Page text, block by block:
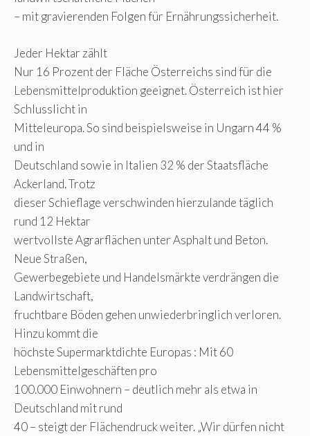
– mit gravierenden Folgen für Ernährungssicherheit.
Jeder Hektar zählt
Nur 16 Prozent der Fläche Österreichs sind für die
Lebensmittelproduktion geeignet. Österreich ist hier
Schlusslicht in
Mitteleuropa. So sind beispielsweise in Ungarn 44 %
und in
Deutschland sowie in Italien 32 % der Staatsfläche
Ackerland. Trotz
dieser Schieflage verschwinden hierzulande täglich
rund 12 Hektar
wertvollste Agrarflächen unter Asphalt und Beton.
Neue Straßen,
Gewerbegebiete und Handelsmärkte verdrängen die
Landwirtschaft,
fruchtbare Böden gehen unwiederbringlich verloren.
Hinzu kommt die
höchste Supermarktdichte Europas : Mit 60
Lebensmittelgeschäften pro
100.000 Einwohnern – deutlich mehr als etwa in
Deutschland mit rund
40 – steigt der Flächendruck weiter. „Wir dürfen nicht